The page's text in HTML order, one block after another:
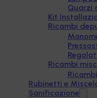
Quarzi
Kit
Ricambi
Ricambi
Rubinetti e
Sanificazione